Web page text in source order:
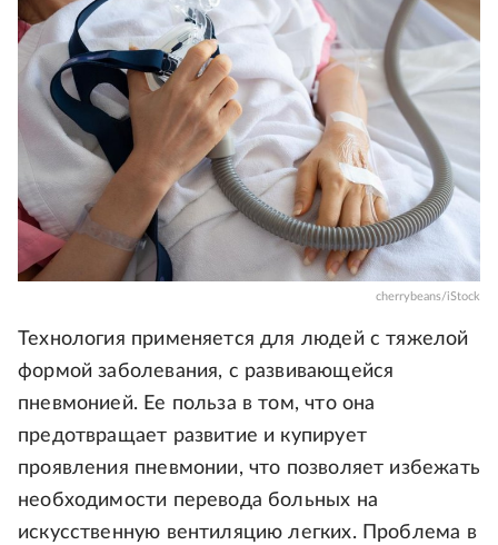
cherrybeans/iStock
Технология применяется для людей с тяжелой
формой заболевания, с развивающейся
пневмонией. Ее польза в том, что она
предотвращает развитие и купирует
проявления пневмонии, что позволяет избежать
необходимости перевода больных на
искусственную вентиляцию легких. Проблема в